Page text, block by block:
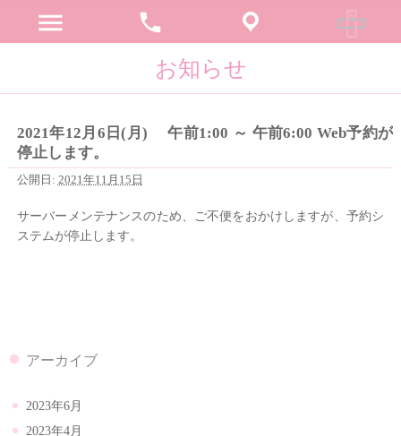
menu phone
お知らせ
2021年12月6日(月) 午前1:00 ～ 午前6:00 Web予約が
停止します。
公開日: 2021年11月15日
サーバーメンテナンスのため、ご不便をおかけしますが、予約シ
ステムが停止します。
アーカイブ
2023年6月
2023年4月